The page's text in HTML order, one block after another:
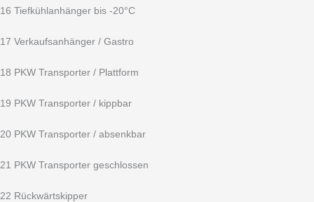
16 Tiefkühlanhänger bis -20°C
17 Verkaufsanhänger / Gastro
18 PKW Transporter / Plattform
19 PKW Transporter / kippbar
20 PKW Transporter / absenkbar
21 PKW Transporter geschlossen
22 Rückwärtskipper